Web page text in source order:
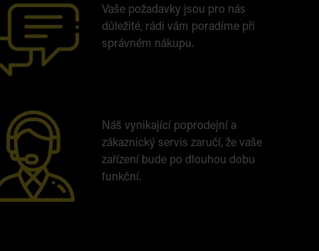
Vaše požadavky jsou pro nás
důležité, rádi vám poradíme při
správném nákupu.
Náš vynikající poprodejní a
zákaznický servis zaručí, že vaše
zařízení bude po dlouhou dobu
funkční.